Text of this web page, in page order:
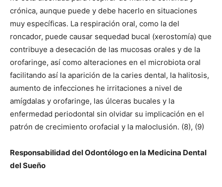
crónica, aunque puede y debe hacerlo en situaciones
muy específicas. La respiración oral, como la del
roncador, puede causar sequedad bucal (xerostomía) que
contribuye a desecación de las mucosas orales y de la
orofaringe, así como alteraciones en el microbiota oral
facilitando así la aparición de la caries dental, la halitosis,
aumento de infecciones he irritaciones a nivel de
amígdalas y orofaringe, las úlceras bucales y la
enfermedad periodontal sin olvidar su implicación en el
patrón de crecimiento orofacial y la maloclusión. (8), (9)
Responsabilidad del Odontólogo en la Medicina Dental
del Sueño